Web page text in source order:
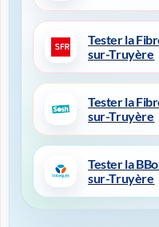
Tester la
sur-Truyère
Tester la
sur-Truyère
Tester la
sur-Truyère